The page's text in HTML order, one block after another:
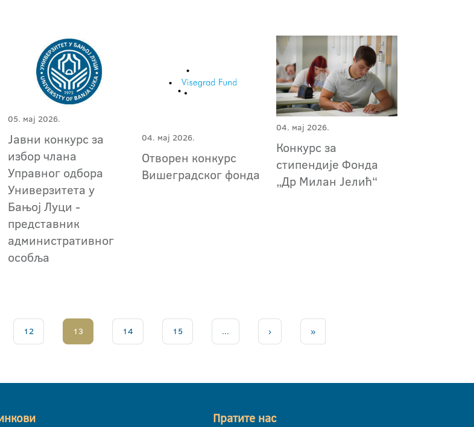
05. мај 2026.
Јавни конкурс за
избор члана
Управног одбора
Универзитета у
Бањој Луци -
представник
административног
особља
04. мај 2026.
Отворен конкурс
Вишеградског фонда
04. мај 2026.
Конкурс за
стипендије Фонда
„Др Милан Јелић“
12 13 14 15 ... › »
Пратите нас